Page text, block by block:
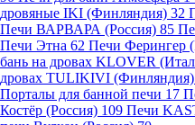
дровяные IKI (Финляндия) 32
Печи ВАРВАРА (Россия) 85
Печи Этна 62 Печи Ферингер
бань на дровах KLOVER
дровах TULIKIVI (Финляндия)
Порталы для банной печи 17
Костёр (Россия) 109 Печи